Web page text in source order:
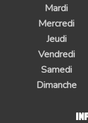
Mardi
Mercredi
Jeudi
Vendredi
Samedi
Dimanche